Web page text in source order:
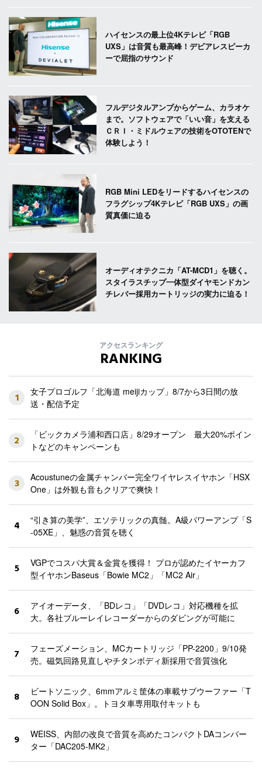
ハイセンスの最上位4Kテレビ「RGB
UXS」は音質も最高峰！デビアレスピーカ
ーで屈指のサウンド
フルデジタルアンプからゲーム、カラオケ
まで。ソフトウェアで「いい音」を支える
ＣＲＩ・ミドルウェアの技術をOTOTENで
体験しよう！
RGB Mini LEDをリードするハイセンスの
フラグシップ4Kテレビ「RGB UXS」の画
質真価に迫る
オーディオテクニカ「AT-MCD1」を聴く。
スタイラスチップ一体型ダイヤモンドカン
チレバー採用カートリッジの実力に迫る！
アクセスランキング
RANKING
1
女子プロゴルフ「北海道 meijiカップ」8/7から3日間の放
送・配信予定
2
「ビックカメラ浦和西口店」8/29オープン 最大20%ポイン
トなどのキャンペーンも
3
Acoustuneの金属チャンバー完全ワイヤレスイヤホン「HSX
One」は外観も音もクリアで爽快！
4
“引き算の美学”、エソテリックの真髄。A級パワーアンプ「S
-05XE」、魅惑の音質を聴く
5
VGPでコスパ大賞＆金賞を獲得！ プロが認めたイヤーカフ
型イヤホンBaseus「Bowie MC2」「MC2 Air」
6
アイオーデータ、「BDレコ」「DVDレコ」対応機種を拡
大。各社ブルーレイレコーダーからのダビングが可能に
7
フェーズメーション、MCカートリッジ「PP-2200」9/10発
売。磁気回路見直しやチタンボディ新採用で音質強化
8
ビートソニック、6mmアルミ筐体の車載サブウーファー「T
OON Solid Box」。トヨタ車専用取付キットも
9
WEISS、内部の改良で音質を高めたコンパクトDAコンバー
ター「DAC205-MK2」